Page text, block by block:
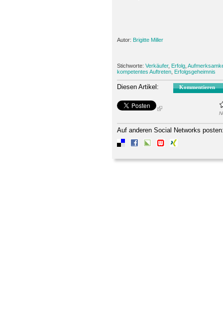
Autor: Brigitte Miller
Stichworte: Verkäufer, Erfolg
kompetentes Auftreten Erfolgsgeheimnis
Diesen Artikel: Kommentieren
Auf anderen Social Networks